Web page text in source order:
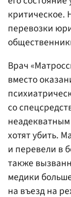
критическое.
перевозки
Врач
вместо
со
неадекватным
хотят убить.
и перевели в
также
медики
на въезд на